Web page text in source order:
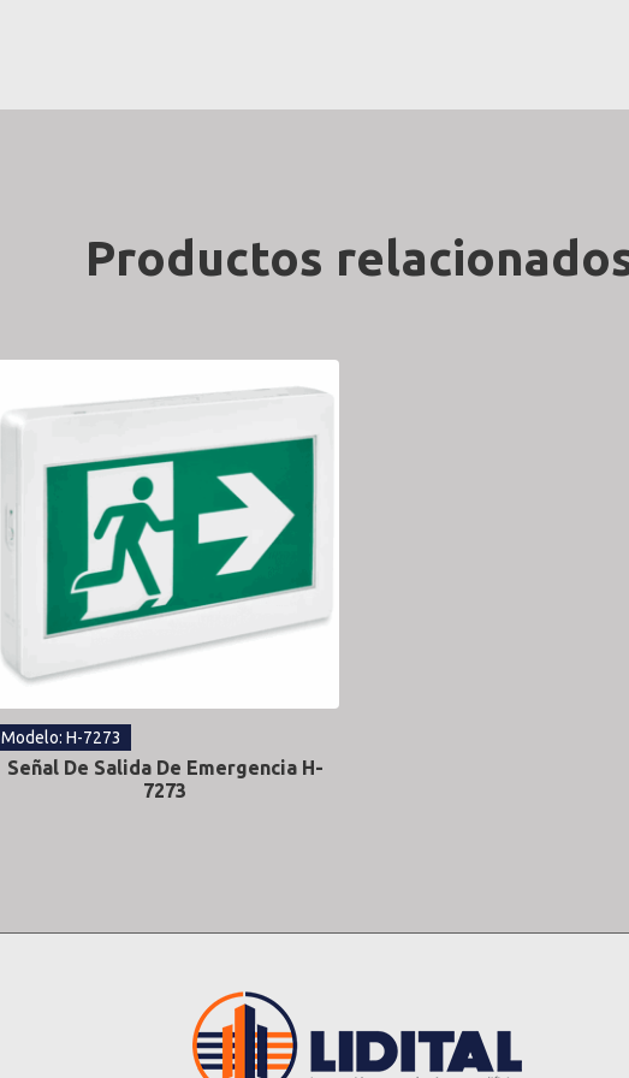
Productos
Modelo: H-7273
Señal De Salida De Emergencia H-
7273